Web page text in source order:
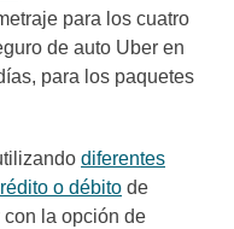
para los cuatro
de auto Uber en
para los paquetes
diferentes
o débito de
la opción de